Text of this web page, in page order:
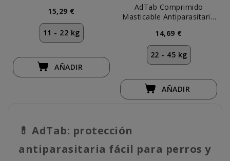
15,29 €
11 - 22 kg
AÑADIR
AdTab Comprimido
Masticable Antiparasitario
14,69 €
22 - 45 kg
AÑADIR
💊 AdTab: protección
antiparasitaria fácil para perros y